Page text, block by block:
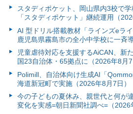
スタディポケット、岡山県内3校で
「スタディポケット」継続運用（
AI 型ドリル搭載教材「ラインズeラ
鹿児島県霧島市の全小中学校に一斉
児童虐待対応を支援するAiCAN、新
国23自治体・65拠点に（2026年8月7
Polimill、自治体向け生成AI「
海道新冠町で実施（2026年8月7日）
今の子どもの夏休み、親世代と何が
変化を実感=朝日新聞社調べ=（2026